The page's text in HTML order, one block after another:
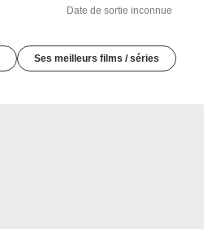
Date de sortie inconnue
Ses meilleurs films / séries